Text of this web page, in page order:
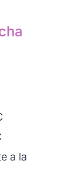
a la